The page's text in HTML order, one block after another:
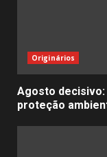
Originários
Agosto
proteção